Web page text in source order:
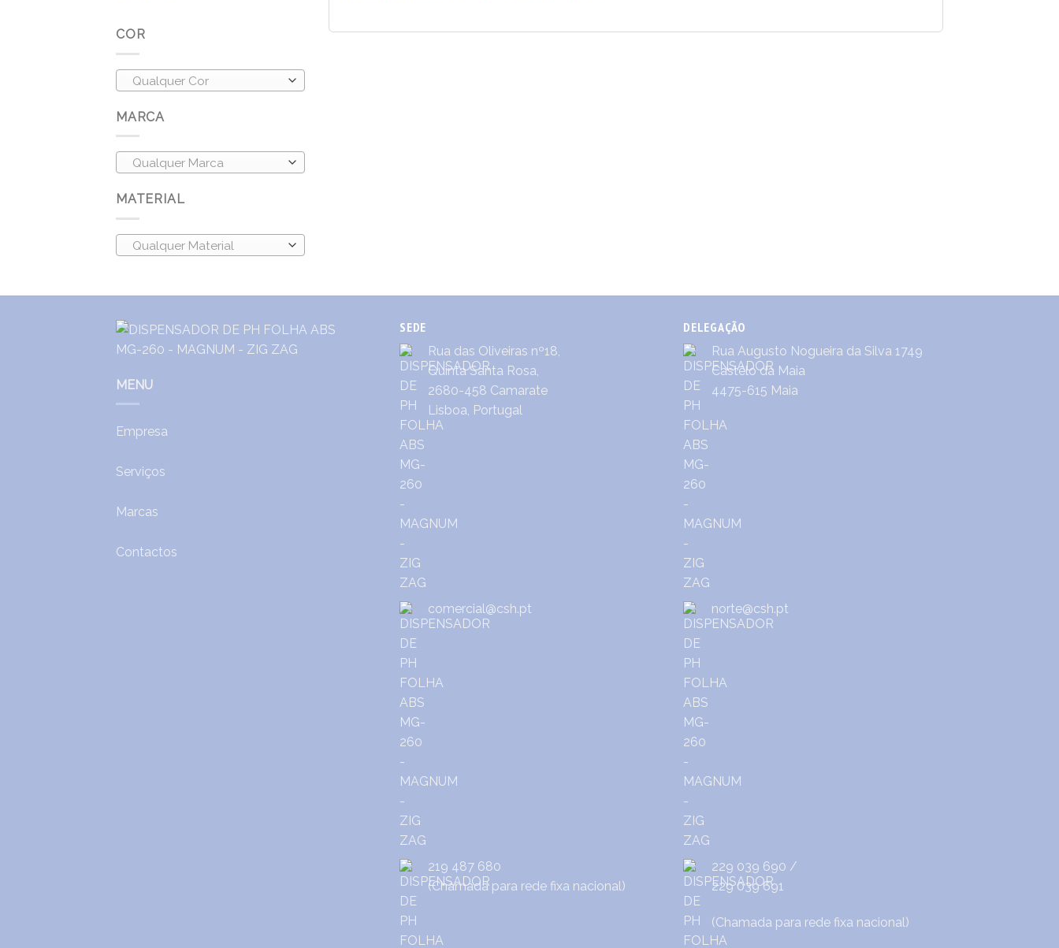
COR
Qualquer Cor
MARCA
Qualquer Marca
MATERIAL
Qualquer Material
MENU
Empresa
Serviços
Marcas
Contactos
SEDE
Rua das Oliveiras nº18,
Quinta Santa Rosa,
2680-458 Camarate
Lisboa, Portugal
comercial@csh.pt
219 487 680
(Chamada para rede fixa nacional)
DELEGAÇÃO
Rua Augusto Nogueira da Silva 1749
Castêlo da Maia
4475-615 Maia
norte@csh.pt
229 039 690 /
229 039 691
(Chamada para rede fixa nacional)